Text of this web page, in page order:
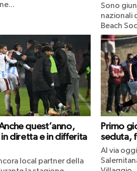
Sono
nazionali
Beach
quest’anno,
in diretta e in differita
local partner della
Primo
seduta,
Al via